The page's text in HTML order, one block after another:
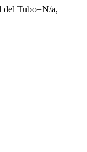
del Tubo=N/a,